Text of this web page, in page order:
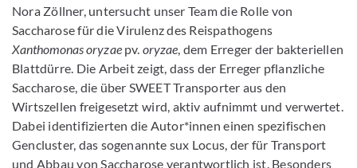
Nora Zöllner, untersucht unser Team die Rolle von
Saccharose für die Virulenz des Reispathogens
Xanthomonas oryzaepv.oryzae , dem Erreger der bakteriellen
Blattdürre. Die Arbeit zeigt, dass der Erreger pflanzliche
Saccharose, die über SWEET Transporter aus den
Wirtszellen freigesetzt wird, aktiv aufnimmt und verwertet.
Dabei identifizierten die Autor*innen einen spezifischen
Gencluster, das sogenannte sux Locus, der für Transport
und Abbau von Saccharose verantwortlich ist. Besonders